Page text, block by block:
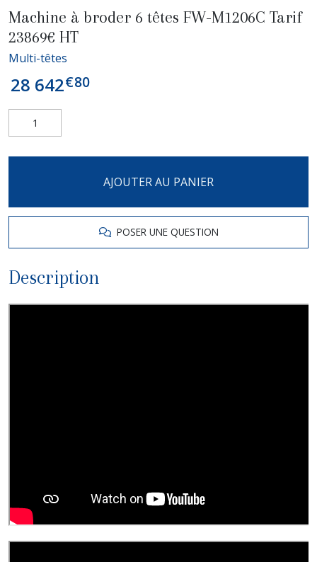
Machine à broder 6 têtes FW-M1206C Tarif
23869€ HT
Multi-têtes
28 642€80
AJOUTER AU PANIER
POSER UNE QUESTION
Description